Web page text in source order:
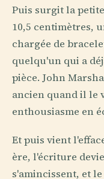
Puis surgit la
10,5 centimètres,
chargée de
quelqu'un qui a
pièce. John
ancien quand il le
enthousiasme en
Et puis vient
ère, l'écriture
s'amincissent, et